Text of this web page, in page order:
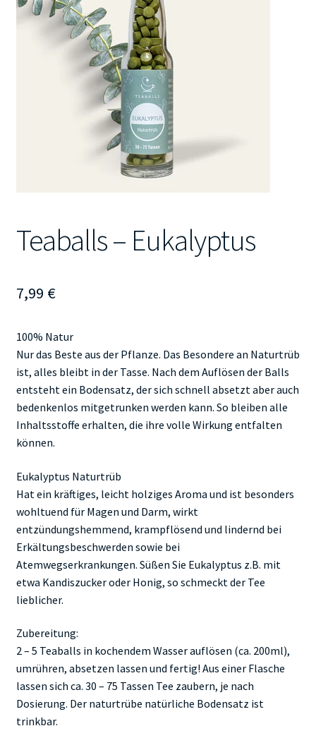
Teaballs – Eukalyptus
7,99 €
100% Natur
Nur das Beste aus der Pflanze. Das Besondere an Naturtrüb
ist, alles bleibt in der Tasse. Nach dem Auflösen der Balls
entsteht ein Bodensatz, der sich schnell absetzt aber auch
bedenkenlos mitgetrunken werden kann. So bleiben alle
Inhaltsstoffe erhalten, die ihre volle Wirkung entfalten
können.
Eukalyptus Naturtrüb
Hat ein kräftiges, leicht holziges Aroma und ist besonders
wohltuend für Magen und Darm, wirkt
entzündungshemmend, krampflösend und lindernd bei
Erkältungsbeschwerden sowie bei
Atemwegserkrankungen. Süßen Sie Eukalyptus z.B. mit
etwa Kandiszucker oder Honig, so schmeckt der Tee
lieblicher.
Zubereitung:
2 – 5 Teaballs in kochendem Wasser auflösen (ca. 200ml),
umrühren, absetzen lassen und fertig! Aus einer Flasche
lassen sich ca. 30 – 75 Tassen Tee zaubern, je nach
Dosierung. Der naturtrübe natürliche Bodensatz ist
trinkbar.